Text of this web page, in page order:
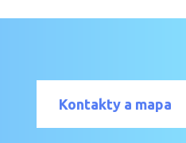
Kontakty a mapa